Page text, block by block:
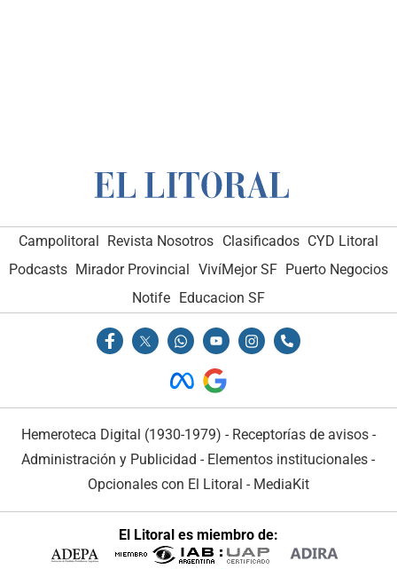
Campolitoral Revista Nosotros Clasificados CYD Litoral
Podcasts Mirador Provincial VivíMejor SF Puerto Negocios
Notife Educacion SF
Hemeroteca Digital (1930-1979) - Receptorías de avisos -
Administración y Publicidad - Elementos institucionales -
Opcionales con El Litoral - MediaKit
El Litoral es miembro de: